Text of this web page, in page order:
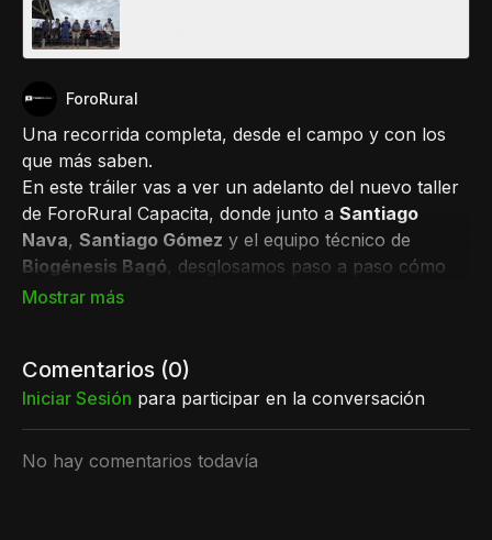
ForoRural
Una recorrida completa, desde el campo y con los
que más saben.
En este tráiler vas a ver un adelanto del nuevo taller
de ForoRural Capacita, donde junto a Santiago
Nava, Santiago Gómez y el equipo técnico de
Biogénesis Bagó, desglosamos paso a paso cómo
entender, diagnosticar y controlar la garrapata con
Revisaciones, ciclos, resistencias, baños, pour-on,
pensado para mejorar el control sanitario en
Comentarios (0)
Iniciar Sesión para participar en la conversación
No hay comentarios todavía